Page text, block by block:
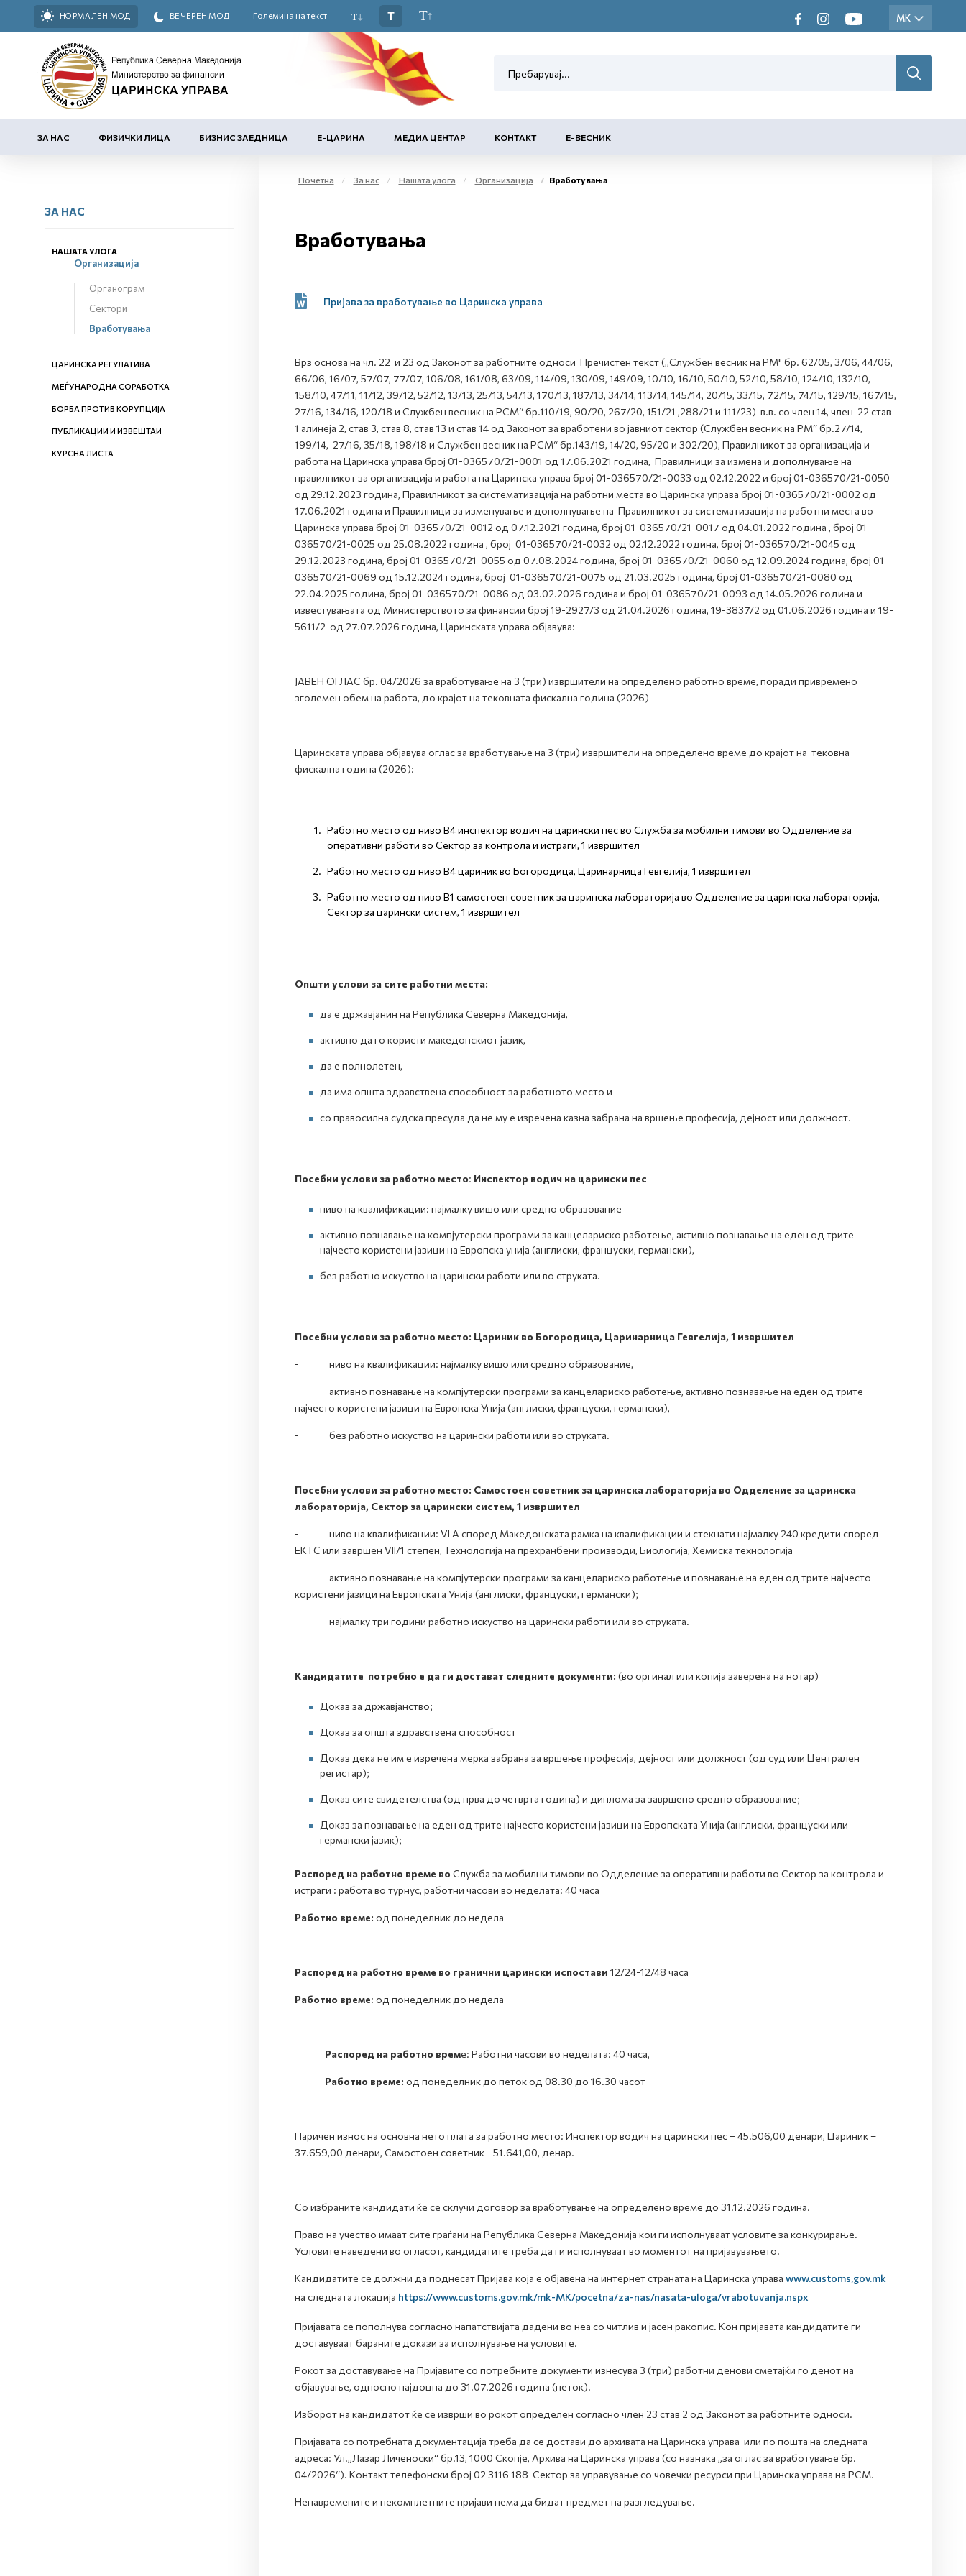
НОРМАЛЕН МОД ВЕЧЕРЕН МОД Големина на текст T
ЗА НАС ФИЗИЧКИ ЛИЦА БИЗНИС ЗАЕДНИЦА Е-ЦАРИНА МЕДИА ЦЕНТАР КОНТАКТ Е-ВЕСНИК
ЗА НАС
НАШАТА УЛОГА
Организација
Органограм
Сектори
Вработувања
ЦАРИНСКА РЕГУЛАТИВА
МЕЃУНАРОДНА СОРАБОТКА
БОРБА ПРОТИВ КОРУПЦИЈА
ПУБЛИКАЦИИ И ИЗВЕШТАИ
КУРСНА ЛИСТА
Почетна За нас Нашата улога Организација Вработувања
Вработувања
Пријава за вработување во Царинска управа
Врз основа на чл. 22 и 23 од Законот за работните односи Пречистен текст („Службен весник на РМ" бр. 62/05, 3/06, 44/06,
66/06, 16/07, 57/07, 77/07, 106/08, 161/08, 63/09, 114/09, 130/09, 149/09, 10/10, 16/10, 50/10, 52/10, 58/10, 124/10, 132/10,
158/10, 47/11, 11/12, 39/12, 52/12, 13/13, 25/13, 54/13, 170/13, 187/13, 34/14, 113/14, 145/14, 20/15, 33/15, 72/15, 74/15, 129/15, 167/15,
27/16, 134/16, 120/18 и Службен весник на РСМ“ бр.110/19, 90/20, 267/20, 151/21 ,288/21 и 111/23) в.в. со член 14, член 22 став
1 алинеја 2, став 3, став 8, став 13 и став 14 од Законот за вработени во јавниот сектор (Службен весник на РМ“ бр.27/14,
199/14, 27/16, 35/18, 198/18 и Службен весник на РСМ“ бр.143/19, 14/20, 95/20 и 302/20), Правилникот за организација и
работа на Царинска управа број 01-036570/21-0001 од 17.06.2021 година, Правилници за измена и дополнување на
правилникот за организација и работа на Царинска управа број 01-036570/21-0033 од 02.12.2022 и број 01-036570/21-0050
од 29.12.2023 година, Правилникот за систематизација на работни места во Царинска управа број 01-036570/21-0002 од
17.06.2021 година и Правилници за изменување и дополнување на Правилникот за систематизација на работни места во
Царинска управа број 01-036570/21-0012 од 07.12.2021 година, број 01-036570/21-0017 од 04.01.2022 година , број 01-
036570/21-0025 од 25.08.2022 година , број 01-036570/21-0032 од 02.12.2022 година, број 01-036570/21-0045 од
29.12.2023 година, број 01-036570/21-0055 од 07.08.2024 година, број 01-036570/21-0060 од 12.09.2024 година, број 01-
036570/21-0069 од 15.12.2024 година, број 01-036570/21-0075 од 21.03.2025 година, број 01-036570/21-0080 од
22.04.2025 година, број 01-036570/21-0086 од 03.02.2026 година и број 01-036570/21-0093 од 14.05.2026 година и
известувањата од Министерството за финансии број 19-2927/3 од 21.04.2026 година, 19-3837/2 од 01.06.2026 година и 19-
5611/2 од 27.07.2026 година, Царинската управа објавува:
ЈАВЕН ОГЛАС бр. 04/2026 за вработување на 3 (три) извршители на определено работно време, поради привремено
зголемен обем на работа, до крајот на тековната фискална година (2026)
Царинската управа објавува оглас за вработување на 3 (три) извршители на определено време до крајот на тековна
фискална година (2026):
Работно место од ниво В4 инспектор водич на царински пес во Служба за мобилни тимови во Одделение за
оперативни работи во Сектор за контрола и истраги, 1 извршител
Работно место од ниво В4 цариник во Богородица, Царинарница Гевгелија, 1 извршител
Работно место од ниво В1 самостоен советник за царинска лабораторија во Одделение за царинска лабораторија,
Сектор за царински систем, 1 извршител
Општи услови за сите работни места:
да е државјанин на Република Северна Македонија,
активно да го користи македонскиот јазик,
да е полнолетен,
да има општа здравствена способност за работното место и
со правосилна судска пресуда да не му е изречена казна забрана на вршење професија, дејност или должност.
Посебни услови за работно место: Инспектор водич на царински пес
ниво на квалификации: најмалку вишо или средно образование
активно познавање на компјутерски програми за канцелариско работење, активно познавање на еден од трите
најчесто користени јазици на Европска унија (англиски, француски, германски),
без работно искуство на царински работи или во струката.
Посебни услови за работно место: Цариник во Богородица, Царинарница Гевгелија, 1 извршител
- ниво на квалификации: најмалку вишо или средно образование,
- активно познавање на компјутерски програми за канцелариско работење, активно познавање на еден од трите
најчесто користени јазици на Европска Унија (англиски, француски, германски),
- без работно искуство на царински работи или во струката.
Посебни услови за работно место: Самостоен советник за царинска лабораторија во Одделение за царинска
лабораторија, Сектор за царински систем, 1 извршител
- ниво на квалификации: VI А според Македонската рамка на квалификации и стекнати најмалку 240 кредити според
ЕКТС или завршен VII/1 степен, Технологија на прехранбени производи, Биологија, Хемиска технологија
- активно познавање на компјутерски програми за канцелариско работење и познавање на еден од трите најчесто
користени јазици на Европската Унија (англиски, француски, германски);
- најмалку три години работно искуство на царински работи или во струката.
Кандидатите потребно е да ги достават следните документи: (во оргинал или копија заверена на нотар)
Доказ за државјанство;
Доказ за општа здравствена способност
Доказ дека не им е изречена мерка забрана за вршење професија, дејност или должност (од суд или Централен
регистар);
Доказ сите свидетелства (од прва до четврта година) и диплома за завршено средно образование;
Доказ за познавање на еден од трите најчесто користени јазици на Европската Унија (англиски, француски или
германски јазик);
Распоред на работно време во Служба за мобилни тимови во Одделение за оперативни работи во Сектор за контрола и
истраги : работа во турнус, работни часови во неделата: 40 часа
Работно време: од понеделник до недела
Распоред на работно време во гранични царински испостави 12/24-12/48 часа
Работно време: од понеделник до недела
Распоред на работно време: Работни часови во неделата: 40 часа,
Работно време: од понеделник до петок од 08.30 до 16.30 часот
Паричен износ на основна нето плата за работно место: Инспектор водич на царински пес – 45.506,00 денари, Цариник –
37.659,00 денари, Самостоен советник - 51.641,00, денар.
Со избраните кандидати ќе се склучи договор за вработување на определено време до 31.12.2026 година.
Право на учество имаат сите граѓани на Република Северна Македонија кои ги исполнуваат условите за конкурирање.
Условите наведени во огласот, кандидатите треба да ги исполнуваат во моментот на пријавувањето.
Кандидатите се должни да поднесат Пријава која е објавена на интернет страната на Царинска управа www.customs,gov.mk
на следната локација https://www.customs.gov.mk/mk-MK/pocetna/za-nas/nasata-uloga/vrabotuvanja.nspx
Пријавата се пополнува согласно напатствијата дадени во неа со читлив и јасен ракопис. Кон пријавата кандидатите ги
доставуваат бараните докази за исполнување на условите.
Рокот за доставување на Пријавите со потребните документи изнесува 3 (три) работни денови сметајќи го денот на
објавување, односно најдоцна до 31.07.2026 година (петок).
Изборот на кандидатот ќе се изврши во рокот определен согласно член 23 став 2 од Законот за работните односи.
Пријавата со потребната документација треба да се достави до архивата на Царинска управа или по пошта на следната
адреса: Ул.„Лазар Личеноски“ бр.13, 1000 Скопје, Архива на Царинска управа (со назнака „за оглас за вработување бр.
04/2026“). Контакт телефонски број 02 3116 188 Сектор за управување со човечки ресурси при Царинска управа на РСМ.
Ненавремените и некомплетните пријави нема да бидат предмет на разгледување.